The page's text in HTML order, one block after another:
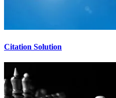
Citation Solution